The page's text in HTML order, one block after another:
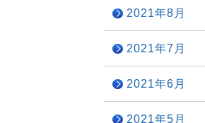
2021年8月
2021年7月
2021年6月
2021年5月